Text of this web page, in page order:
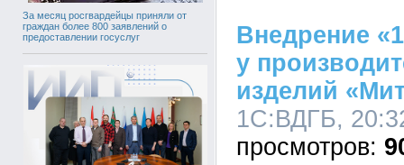
За месяц росгвардейцы приняли от
граждан более 800 заявлений о
предоставлении госуслуг
Внедрение
у
изделий
1С:ВДГБ,